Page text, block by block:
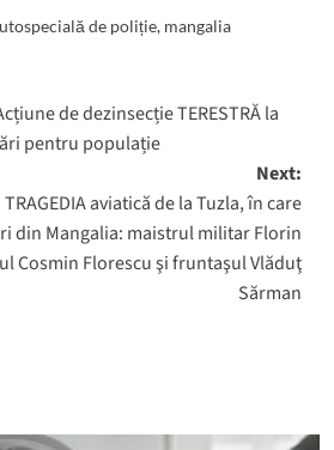
de poliție, mangalia
de dezinsecție TERESTRĂ la
pentru populație
Next:
aviatică de la Tuzla, în care
din Mangalia: maistrul militar Florin
Cosmin Florescu şi fruntaşul Vlăduţ
Sărman